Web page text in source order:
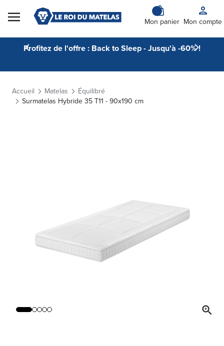
Skip to Content
Mon panier Mon compte
Profitez de l'offre : Back to Sleep - Jusqu'à -60% !
Accueil Matelas
Équilibré
Surmatelas Hybride 35 T11 - 90x190 cm